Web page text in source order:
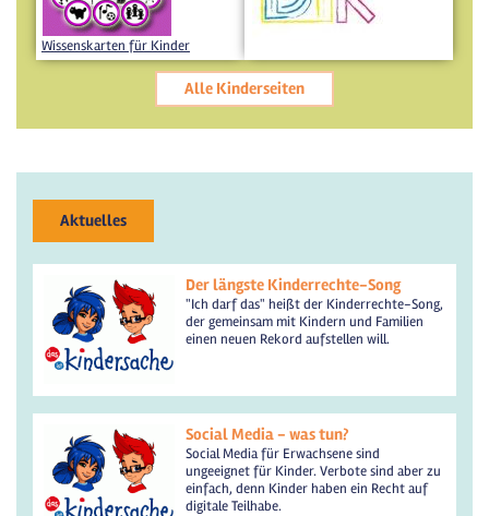
Wissenskarten für Kinder
Alle Kinderseiten
Aktuelles
Der längste Kinderrechte-Song
"Ich darf das" heißt der Kinderrechte-Song,
der gemeinsam mit Kindern und Familien
einen neuen Rekord aufstellen will.
Social Media - was tun?
Social Media für Erwachsene sind
ungeeignet für Kinder. Verbote sind aber zu
einfach, denn Kinder haben ein Recht auf
digitale Teilhabe.